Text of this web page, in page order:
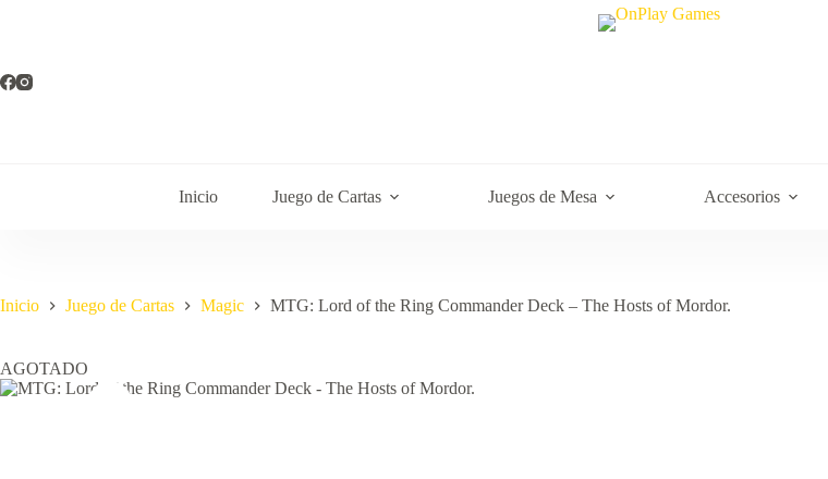
Inicio Juego de Cartas Juegos de Mesa Accesorios
Inicio Juego de Cartas Magic MTG: Lord of the Ring Commander Deck – The Hosts of Mordor.
AGOTADO